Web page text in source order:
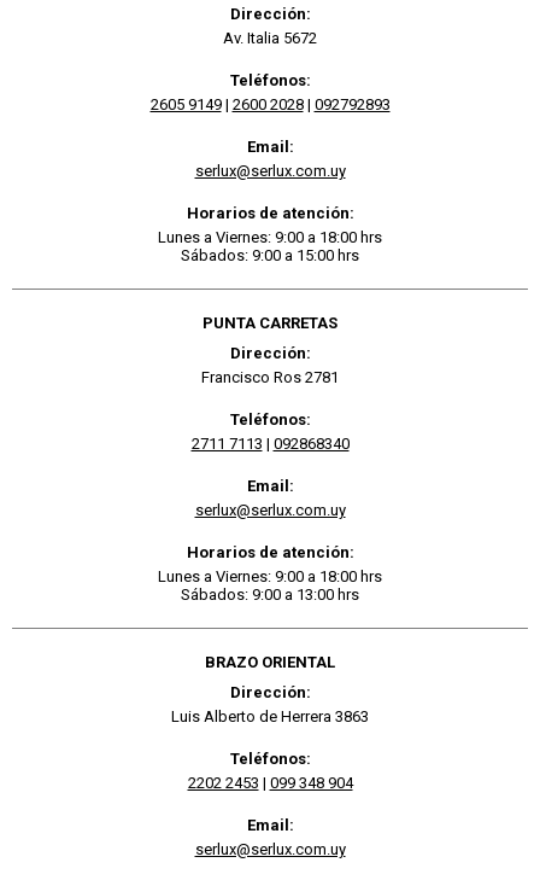
Dirección:
Av. Italia 5672
Teléfonos:
2605 9149| 2600 2028| 092792893
Email:
serlux@serlux.com.uy
Horarios de atención:
Lunes a Viernes: 9:00 a 18:00 hrs
Sábados: 9:00 a 15:00 hrs
PUNTA CARRETAS
Dirección:
Francisco Ros 2781
Teléfonos:
2711 7113 | 092868340
Email:
serlux@serlux.com.uy
Horarios de atención:
Lunes a Viernes: 9:00 a 18:00 hrs
Sábados: 9:00 a 13:00 hrs
BRAZO ORIENTAL
Dirección:
Luis Alberto de Herrera 3863
Teléfonos:
2202 2453 | 099 348 904
Email:
serlux@serlux.com.uy